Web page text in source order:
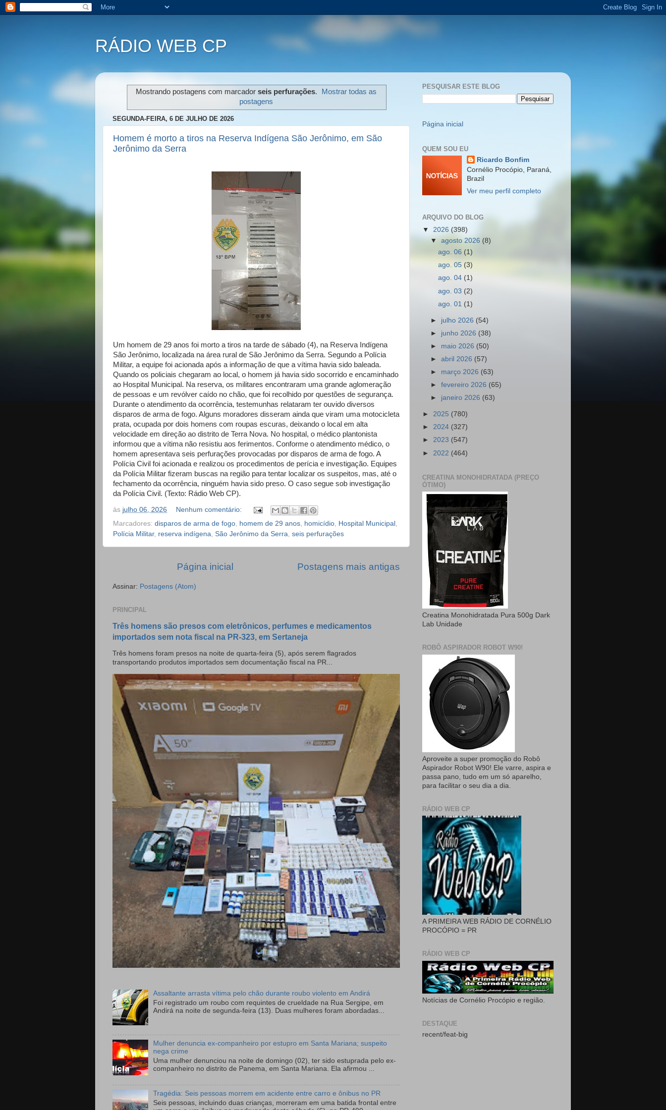
RÁDIO WEB CP
Mostrando postagens com marcador seis perfurações.
Mostrar todas as
postagens
SEGUNDA-FEIRA, 6 DE JULHO DE 2026
Homem é morto a tiros na Reserva Indígena São Jerônimo, em São
Jerônimo da Serra
Um homem de 29 anos foi morto a tiros na tarde de sábado (4), na Reserva Indígena
São Jerônimo, localizada na área rural de São Jerônimo da Serra. Segundo a Polícia
Militar, a equipe foi acionada após a informação de que a vítima havia sido baleada.
Quando os policiais chegaram ao local, o homem já havia sido socorrido e encaminhado
ao Hospital Municipal. Na reserva, os militares encontraram uma grande aglomeração
de pessoas e um revólver caído no chão, que foi recolhido por questões de segurança.
Durante o atendimento da ocorrência, testemunhas relataram ter ouvido diversos
disparos de arma de fogo. Alguns moradores disseram ainda que viram uma motocicleta
prata, ocupada por dois homens com roupas escuras, deixando o local em alta
velocidade em direção ao distrito de Terra Nova. No hospital, o médico plantonista
informou que a vítima não resistiu aos ferimentos. Conforme o atendimento médico, o
homem apresentava seis perfurações provocadas por disparos de arma de fogo. A
Polícia Civil foi acionada e realizou os procedimentos de perícia e investigação. Equipes
da Polícia Militar fizeram buscas na região para tentar localizar os suspeitos, mas, até o
fechamento da ocorrência, ninguém havia sido preso. O caso segue sob investigação
da Polícia Civil. (Texto: Rádio Web CP).
às julho 06, 2026
Nenhum comentário:
Marcadores: disparos de arma de fogo homem de 29 anos homicídio Hospital Municipal
Polícia Militar, reserva indígena São Jerônimo da Serra seis perfurações
Postagens mais antigas
Página inicial
Assinar: Postagens (Atom)
PRINCIPAL
Três homens são presos com eletrônicos, perfumes e medicamentos
importados sem nota fiscal na PR-323, em Sertaneja
Três homens foram presos na noite de quarta-feira (5), após serem flagrados
transportando produtos importados sem documentação fiscal na PR...
Assaltante arrasta vítima pelo chão durante roubo violento em Andirá
Foi registrado um roubo com requintes de crueldade na Rua Sergipe, em
Andirá na noite de segunda-feira (13). Duas mulheres foram abordadas...
Mulher denuncia ex-companheiro por estupro em Santa Mariana; suspeito
nega crime
Uma mulher denunciou na noite de domingo (02), ter sido estuprada pelo ex-
companheiro no distrito de Panema, em Santa Mariana. Ela afirmou ...
Tragédia: Seis pessoas morrem em acidente entre carro e ônibus no PR
Seis pessoas, incluindo duas crianças, morreram em uma batida frontal entre
PESQUISAR ESTE BLOG
Página inicial
QUEM SOU EU
Ricardo Bonfim
Cornélio Procópio, Paraná,
Brazil
Ver meu perfil completo
ARQUIVO DO BLOG
▼ 2026 (398)
▼agosto 2026 (8)
ago. 06 (1)
ago. 05 (3)
ago. 04 (1)
ago. 03 (2)
ago. 01 (1)
► julho 2026 (54)
► junho 2026 (38)
► maio 2026 (50)
►abril 2026 (57)
► março 2026 (63)
►fevereiro 2026 (65)
► janeiro 2026 (63)
► 2025 (780)
► 2024 (327)
► 2023 (547)
► 2022 (464)
CREATINA MONOHIDRATADA (PREÇO
ÓTIMO)
Creatina Monohidratada Pura 500g Dark
Lab Unidade
ROBÔ ASPIRADOR ROBOT W90!
Aproveite a super promoção do Robô
Aspirador Robot W90! Ele varre, aspira e
passa pano, tudo em um só aparelho,
para facilitar o seu dia a dia.
RÁDIO WEB CP
A PRIMEIRA WEB RÁDIO DE CORNÉLIO
PROCÓPIO = PR
RÁDIO WEB CP
Notícias de Cornélio Procópio e região.
DESTAQUE
recent/feat-big